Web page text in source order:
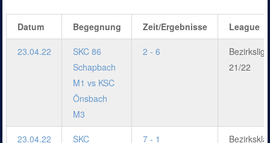
Datum Begegnung Zeit/Ergebnisse League
23.04.22
SKC 86
Schapbach
M1 vs KSC
Önsbach
M3
2 - 6
Bezirksliga
21/22
23.04.22
SKC
7 - 1